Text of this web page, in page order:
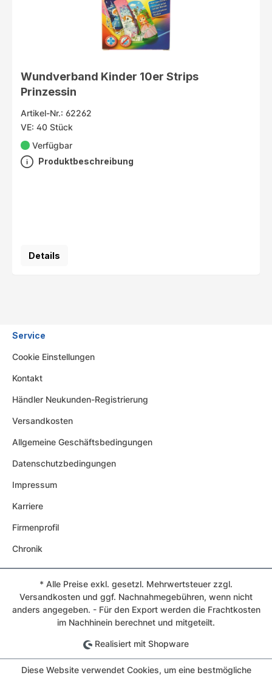
Wundverband Kinder 10er Strips
Prinzessin
Artikel-Nr.: 62262
VE: 40 Stück
Verfügbar
Produktbeschreibung
Details
Service
Cookie Einstellungen
Kontakt
Händler Neukunden-Registrierung
Versandkosten
Allgemeine Geschäftsbedingungen
Datenschutzbedingungen
Impressum
Karriere
Firmenprofil
Chronik
* Alle Preise exkl. gesetzl. Mehrwertsteuer zzgl.
Versandkosten und ggf. Nachnahmegebühren, wenn nicht
anders angegeben. - Für den Export werden die Frachtkosten
im Nachhinein berechnet und mitgeteilt.
Realisiert mit Shopware
Diese Website verwendet Cookies, um eine bestmögliche